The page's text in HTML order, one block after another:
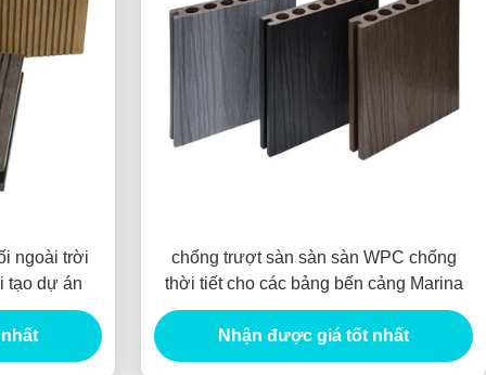
ngoài trời
tạo dự án
chống trượt sàn sàn sàn WPC chống
thời tiết cho các bảng bến cảng Marina
Nhận được giá tốt nhất